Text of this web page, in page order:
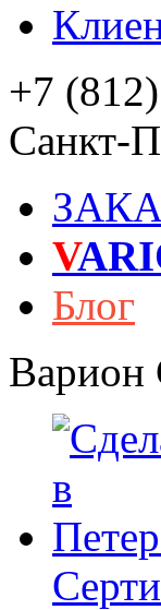
+7
Санкт-
V
Блог
Варион